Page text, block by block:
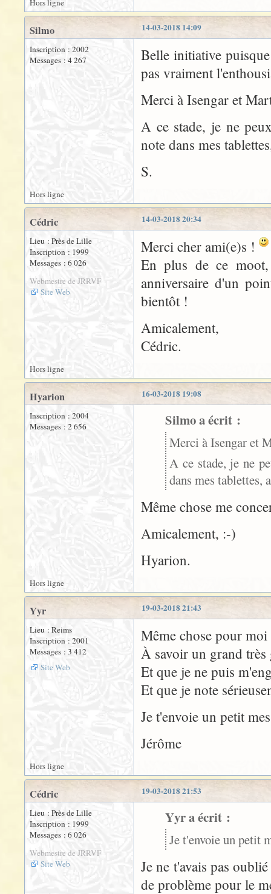
Hors ligne
14-03-2018 14:09
Silmo
Inscription : 2002
Messages : 4 267
Belle initiative
pas vraiment
Merci à Isengar et
A ce stade, je ne
note dans mes
S.
Hors ligne
14-03-2018 20:34
Cédric
Lieu : Près de Lille
Inscription : 1999
Messages : 6 026
Webmestre de JRRVF
Site Web
Merci cher ami(e)s !
En plus de ce moot,
anniversaire d'un
bientôt !
Amicalement,
Cédric.
Hors ligne
16-03-2018 19:08
Hyarion
Inscription : 2004
Messages : 2 656
Silmo a écrit :
Merci à Isengar et
A ce stade, je ne
dans mes tablettes,
Même chose me
Amicalement, :-)
Hyarion.
Hors ligne
19-03-2018 21:43
Yyr
Lieu : Reims
Inscription : 2001
Messages : 3 412
Site Web
Même chose pour moi
À savoir un grand
Et que je ne puis
Et que je note
Je t'envoie un petit
Jérôme
Hors ligne
19-03-2018 21:53
Cédric
Lieu : Près de Lille
Inscription : 1999
Messages : 6 026
Webmestre de JRRVF
Site Web
Yyr a écrit :
Je t'envoie un petit
Je ne t'avais pas
de problème pour le